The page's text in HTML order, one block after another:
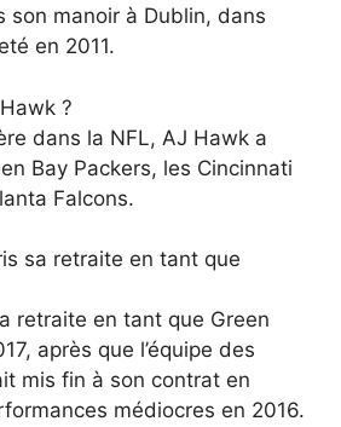
son manoir à Dublin, dans
en 2011.
?
dans la NFL, AJ Hawk a
Bay Packers, les Cincinnati
Falcons.
sa retraite en tant que
retraite en tant que Green
après que l’équipe des
mis fin à son contrat en
médiocres en 2016.